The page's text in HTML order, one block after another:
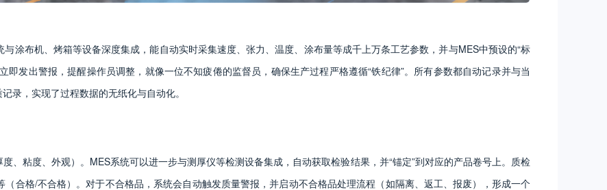
涂布机、烤箱等设备深度集成，能自动实时采集速度、张力、温度、涂布量等成千上万条工艺参数，并与MES中预设的“标
即发出警报，提醒操作员调整，就像一位不知疲倦的监督员，确保生产过程严格遵循“铁纪律”。所有参数都自动记录并与当
录，实现了过程数据的无纸化与自动化。
、粘度、外观）。MES系统可以进一步与测厚仪等检测设备集成，自动获取检验结果，并“锚定”到对应的产品卷号上。质检
合格/不合格）。对于不合格品，系统会自动触发质量警报，并启动不合格品处理流程（如隔离、返工、报废），形成一个